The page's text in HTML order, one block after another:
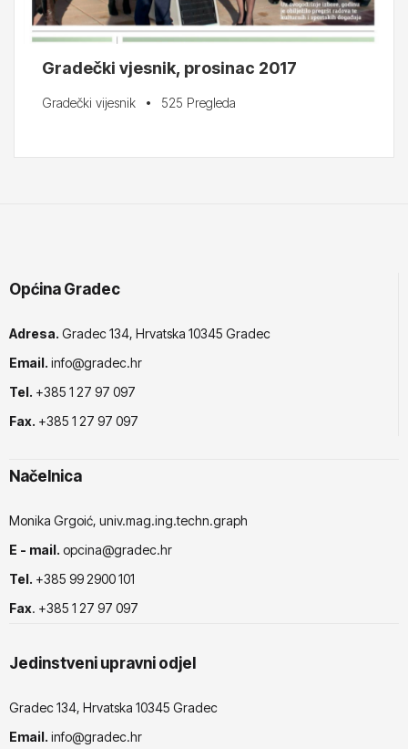
Gradečki vjesnik, prosinac 2017
Gradečki vijesnik 525 Pregleda
Općina Gradec
Adresa. Gradec 134, Hrvatska 10345 Gradec
Email. info@gradec.hr
Tel. +385 1 27 97 097
Fax. +385 1 27 97 097
Načelnica
Monika Grgoić, univ.mag.ing.techn.graph
E - mail. opcina@gradec.hr
Tel. +385 99 2900 101
Fax. +385 1 27 97 097
Jedinstveni upravni odjel
Gradec 134, Hrvatska 10345 Gradec
Email. info@gradec.hr